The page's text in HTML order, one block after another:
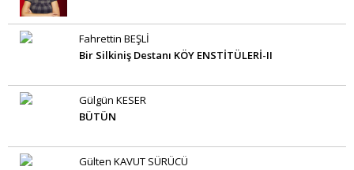
Fahrettin BEŞLİ
Bir Silkiniş Destanı KÖY ENSTİTÜLERİ-II
Gülgün KESER
BÜTÜN
Gülten KAVUT SÜRÜCÜ